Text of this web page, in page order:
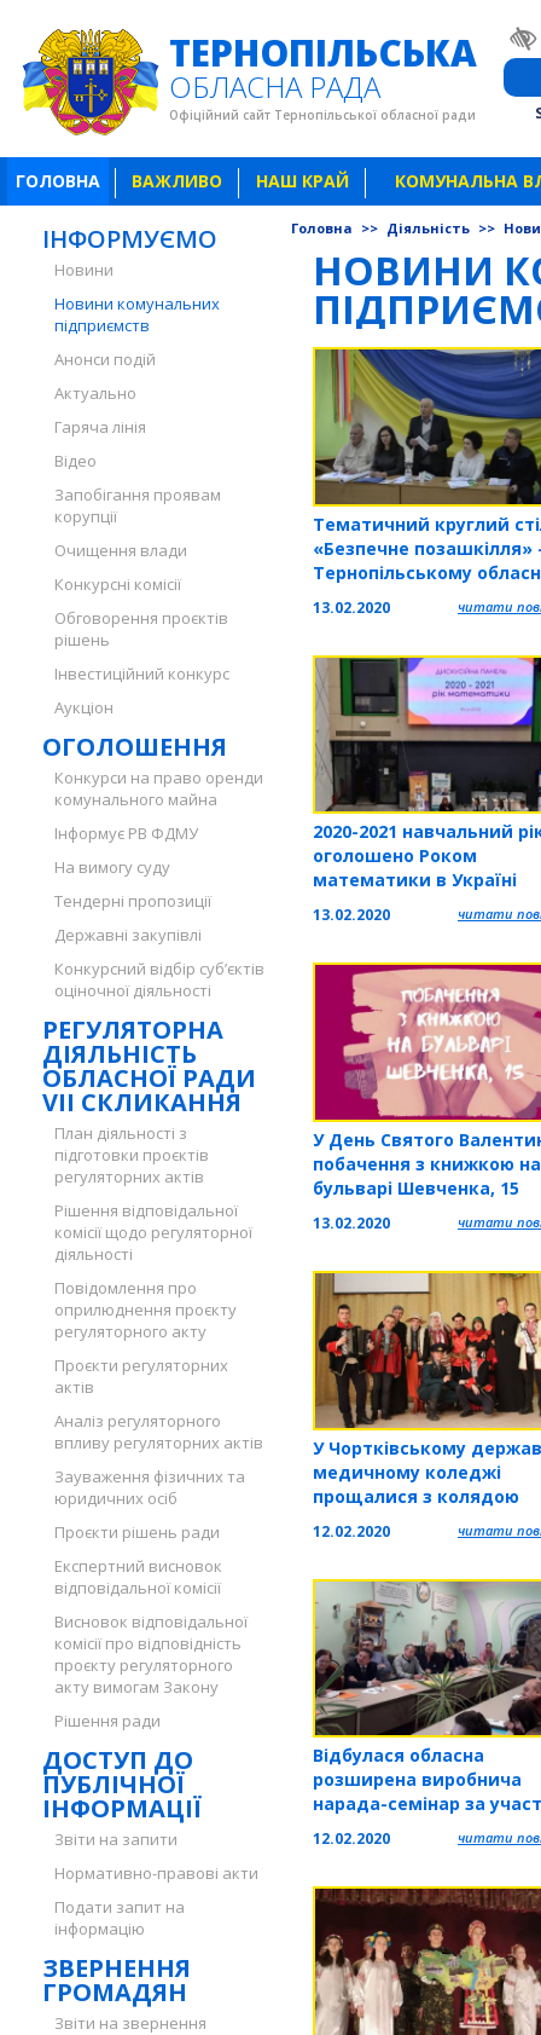
ТЕРНОПІЛЬСЬКА
ОБЛАСНА РАДА
Офіційний сайт Тернопільської обласної ради
ГОЛОВНА ВАЖЛИВО НАШ КРАЙ КОМУНАЛЬНА
ІНФОРМУЄМО
Новини
Новини комунальних
підприємств
Анонси подій
Актуально
Гаряча лінія
Відео
Запобігання проявам
корупції
Очищення влади
Конкурсні комісії
Обговорення проєктів
рішень
Інвестиційний конкурс
Аукціон
ОГОЛОШЕННЯ
Конкурси на право оренди
комунального майна
Інформує РВ ФДМУ
На вимогу суду
Тендерні пропозиції
Державні закупівлі
Конкурсний відбір суб’єктів
оціночної діяльності
РЕГУЛЯТОРНА
ДІЯЛЬНІСТЬ
ОБЛАСНОЇ РАДИ
VII СКЛИКАННЯ
План діяльності з
підготовки проєктів
регуляторних актів
Рішення відповідальної
комісії щодо регуляторної
діяльності
Повідомлення про
оприлюднення проєкту
регуляторного акту
Проєкти регуляторних
актів
Аналіз регуляторного
впливу регуляторних актів
Зауваження фізичних та
юридичних осіб
Проєкти рішень ради
Експертний висновок
відповідальної комісії
Висновок відповідальної
комісії про відповідність
проєкту регуляторного
акту вимогам Закону
Рішення ради
ДОСТУП ДО
ПУБЛІЧНОЇ
ІНФОРМАЦІЇ
Звіти на запити
Нормативно-правові акти
Подати запит на
інформацію
ЗВЕРНЕННЯ
ГРОМАДЯН
Звіти на звернення
Головна >> Діяльність >>
НОВИНИ
Тематичний круглий
«Безпечне позашкілля»
Тернопільському
натуралістичної
13.02.2020 читати
2020-2021 навчальний
оголошено Роком
математики в Україні
13.02.2020 читати
У День Святого
побачення з книжкою на
бульварі Шевченка, 15
13.02.2020 читати
У Чортківському
медичному коледжі
прощалися з колядою
12.02.2020 читати
Відбулася обласна
розширена виробнича
нарада-семінар за
викладачів предмету
«Захисту Вітчизни» та
виховної роботи
12.02.2020 читати